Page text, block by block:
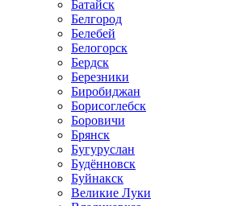
Батайск
Белгород
Белебей
Белогорск
Бердск
Березники
Биробиджан
Борисоглебск
Боровичи
Брянск
Бугуруслан
Будённовск
Буйнакск
Великие Луки